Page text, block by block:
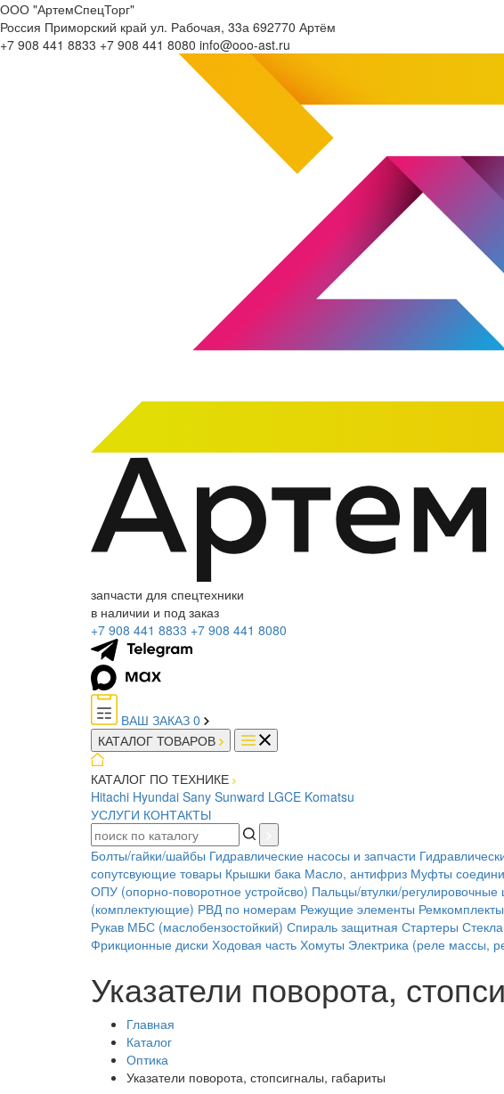
ООО "АртемСпецТорг"
Россия Приморский край ул. Рабочая, 33а 692770 Артём
+7 908 441 8833 +7 908 441 8080 info@ooo-ast.ru
запчасти для спецтехники
в наличии и под заказ
+7 908 441 8833 +7 908 441 8080
ВАШ ЗАКАЗ 0
КАТАЛОГ ТОВАРОВ
КАТАЛОГ ПО ТЕХНИКЕ
Hitachi Hyundai Sany Sunward LGCE Komatsu
УСЛУГИ КОНТАКТЫ
Болты/гайки/шайбы Гидравлические насосы и запчасти
сопутсвующие товары Крышки бака Масло, антифриз Муфты
ОПУ (опорно-поворотное устройсво) Пальцы/втулки/
(комплектующие) РВД по номерам Режущие элементы
Рукав МБС (маслобензостойкий) Спираль защитная Стартеры
Фрикционные диски Ходовая часть Хомуты Электрика (реле массы,
Указатели поворота,
Главная
Каталог
Оптика
Указатели поворота, стопсигналы, габариты